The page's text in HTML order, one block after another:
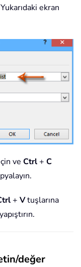
ekran
ve Ctrl+ C
+ Vtuşlarına
değer